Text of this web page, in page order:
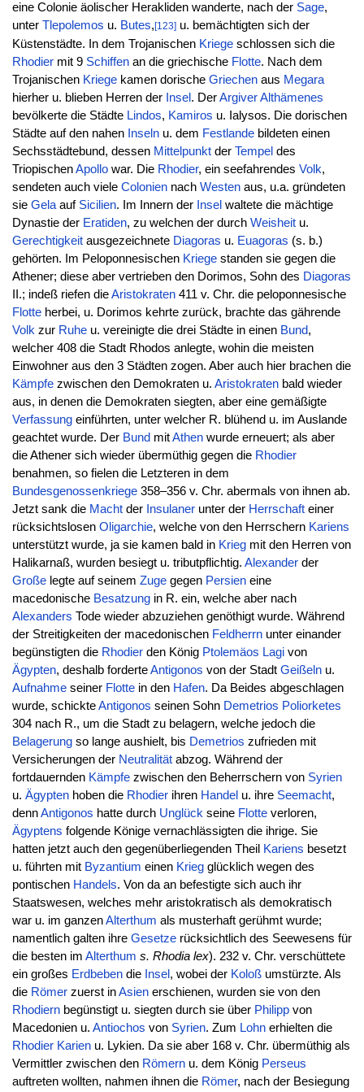
eine Colonie äolischer Herakliden wanderte, nach der Sage,
unter Tlepolemos u. Butes, [123]u. bemächtigten sich der
Küstenstädte. In dem Trojanischen Kriegeschlossen sich die
Rhodiermit 9 Schiffenan die griechische Flotte. Nach dem
Trojanischen Kriegekamen dorische Griechenaus Megara
hierher u. blieben Herren der Insel . DerArgiver Althämenes
bevölkerte die Städte Lindos, Kamiros u. Ialysos. Die dorischen
Städte auf den nahen Inselnu. dem Festlandebildeten einen
Sechsstädtebund, dessen Mittelpunktder Tempel des
TriopischenApollowar. Die Rhodier, ein seefahrendes Volk,
sendeten auch viele Coloniennach Westenaus, u.a. gründeten
sie Gelaauf Sicilien. Im Innern der Insel waltete die mächtige
Dynastie der Eratiden, zu welchen der durch Weisheitu.
Gerechtigkeitausgezeichnete Diagoras u. Euagoras (s. b.)
gehörten. Im Peloponnesischen Kriegestanden sie gegen die
Athener; diese aber vertrieben den Dorimos, Sohn des Diagoras
II.; indeß riefen dieAristokraten411 v. Chr. die peloponnesische
Flotteherbei, u. Dorimos kehrte zurück, brachte das gährende
Volkzur Ruheu. vereinigte die drei Städte in einen Bund,
welcher 408 die Stadt Rhodos anlegte, wohin die meisten
Einwohner aus den 3 Städten zogen. Aber auch hier brachen die
Kämpfezwischen den Demokraten u. Aristokratenbald wieder
aus, in denen die Demokraten siegten, aber eine gemäßigte
Verfassungeinführten, unter welcher R. blühend u. im Auslande
geachtet wurde. Der Bund mitAthenwurde erneuert; als aber
die Athener sich wieder übermüthig gegen die Rhodier
benahmen, so fielen die Letzteren in dem
Bundesgenossenkriege358–356 v. Chr. abermals von ihnen ab.
Jetzt sank die Machtder Insulanerunter der Herrschafteiner
rücksichtslosen Oligarchie, welche von den Herrschern Kariens
unterstützt wurde, ja sie kamen bald in Kriegmit den Herren von
Halikarnaß, wurden besiegt u. tributpflichtig. Alexanderder
Großelegte auf seinem Zugegegen Persieneine
macedonische Besatzungin R. ein, welche aber nach
Alexanders Tode wieder abzuziehen genöthigt wurde. Während
der Streitigkeiten der macedonischen Feldherrnunter einander
begünstigten die Rhodierden König Ptolemäos Lagivon
Ägypten, deshalb forderteAntigonos von der Stadt Geißelnu.
Aufnahmeseiner Flottein den Hafen. Da Beides abgeschlagen
wurde, schickteAntigonos seinen Sohn Demetrios Poliorketes
304 nach R., um die Stadt zu belagern, welche jedoch die
Belagerungso lange aushielt, bis Demetrios zufrieden mit
Versicherungen der Neutralitätabzog. Während der
fortdauernden Kämpfezwischen den Beherrschern von Syrien
u. Ägyptenhoben die Rhodierihren Handel u. ihre Seemacht,
dennAntigonos hatte durch Unglückseine Flotteverloren,
Ägyptens folgende Könige vernachlässigten die ihrige. Sie
hatten jetzt auch den gegenüberliegenden Theil Kariens besetzt
u. führten mit Byzantium einen Kriegglücklich wegen des
pontischen Handels. Von da an befestigte sich auch ihr
Staatswesen, welches mehr aristokratisch als demokratisch
war u. im ganzenAlterthum als musterhaft gerühmt wurde;
namentlich galten ihre Gesetzerücksichtlich des Seewesens für
die besten im Alterthum s. Rhodia lex). 232 v. Chr. verschüttete
ein großes Erdbebendie Insel , wobei der Koloßumstürzte. Als
die Römerzuerst inAsienerschienen, wurden sie von den
Rhodiernbegünstigt u. siegten durch sie über Philippvon
Macedonien u. Antiochos von Syrien. Zum Lohnerhielten die
Rhodier Karienu. Lykien. Da sie aber 168 v. Chr. übermüthig als
Vermittler zwischen den Römernu. dem König Perseus
auftreten wollten, nahmen ihnen die Römer, nach der Besiegung